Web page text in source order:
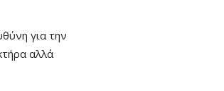
για την
αλλά